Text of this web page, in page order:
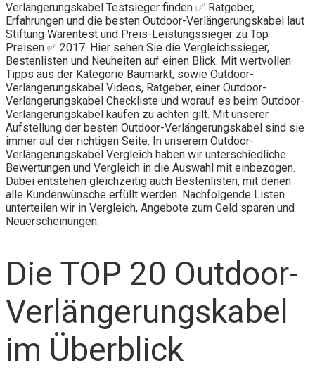
Verlängerungskabel Testsieger finden ✅ Ratgeber,
Erfahrungen und die besten Outdoor-Verlängerungskabel laut
Stiftung Warentest und Preis-Leistungssieger zu Top
Preisen ✅ 2017. Hier sehen Sie die Vergleichssieger,
Bestenlisten und Neuheiten auf einen Blick. Mit wertvollen
Tipps aus der Kategorie Baumarkt, sowie Outdoor-
Verlängerungskabel Videos, Ratgeber, einer Outdoor-
Verlängerungskabel Checkliste und worauf es beim Outdoor-
Verlängerungskabel kaufen zu achten gilt. Mit unserer
Aufstellung der besten Outdoor-Verlängerungskabel sind sie
immer auf der richtigen Seite. In unserem Outdoor-
Verlängerungskabel Vergleich haben wir unterschiedliche
Bewertungen und Vergleich in die Auswahl mit einbezogen.
Dabei entstehen gleichzeitig auch Bestenlisten, mit denen
alle Kundenwünsche erfüllt werden. Nachfolgende Listen
unterteilen wir in Vergleich, Angebote zum Geld sparen und
Neuerscheinungen.
Die TOP 20 Outdoor-
Verlängerungskabel
im Überblick